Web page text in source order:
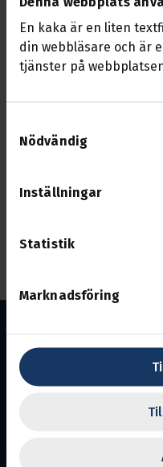
En kaka är en liten
din webbläsare och är
tjänster på
Nödvändig
Inställningar
Statistik
Marknadsföring
Kom på
klockan 11,00.
Transports lokaler
På dagordningen
till klubbstyrelsen
Vi samtalar lite om
Under mötet bjuder
Ansvarig